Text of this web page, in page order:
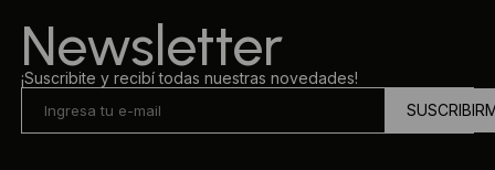
Newsletter
¡Suscribite y recibí todas nuestras novedades!